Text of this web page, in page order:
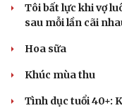
Tôi bất lực khi vợ
sau mỗi lần cãi
Hoa sữa
Khúc mùa thu
Tình dục tuổi 40+: